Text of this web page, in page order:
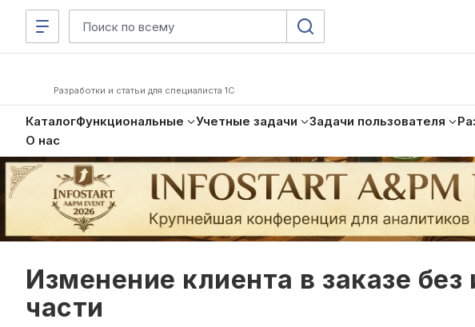
Разработки и статьи для специалиста 1С
КаталогФункциональные Учетные задачи Задачи пользователя
О нас
Изменение клиента в заказе
части